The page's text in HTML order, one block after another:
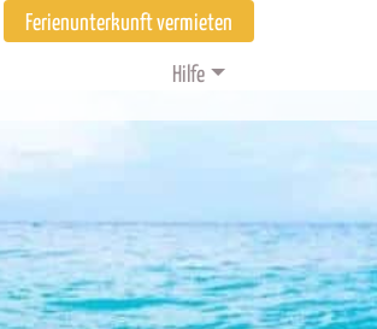
Ferienunterkunft vermieten
Hilfe